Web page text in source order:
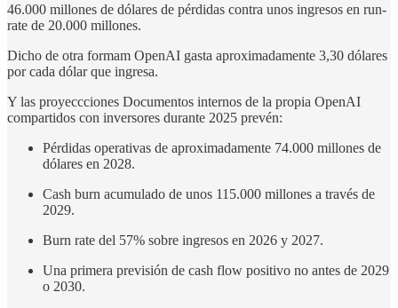
46.000 millones de dólares de pérdidas contra unos ingresos en run-
rate de 20.000 millones.
Dicho de otra formam OpenAI gasta aproximadamente 3,30 dólares
por cada dólar que ingresa.
Y las proyeccciones Documentos internos de la propia OpenAI
compartidos con inversores durante 2025 prevén:
Pérdidas operativas de aproximadamente 74.000 millones de
dólares en 2028.
Cash burn acumulado de unos 115.000 millones a través de
2029.
Burn rate del 57% sobre ingresos en 2026 y 2027.
Una primera previsión de cash flow positivo no antes de 2029
o 2030.